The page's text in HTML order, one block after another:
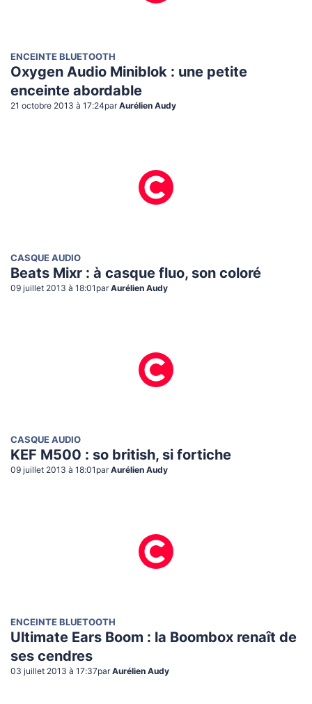
ENCEINTE BLUETOOTH
Oxygen Audio Miniblok : une petite
enceinte abordable
21 octobre 2013 à 17:24par Aurélien Audy
CASQUE AUDIO
Beats Mixr : à casque fluo, son coloré
09 juillet 2013 à 18:01 par Aurélien Audy
CASQUE AUDIO
KEF M500 : so british, si fortiche
09 juillet 2013 à 18:01 par Aurélien Audy
ENCEINTE BLUETOOTH
Ultimate Ears Boom : la Boombox renaît de
ses cendres
03 juillet 2013 à 17:37par Aurélien Audy